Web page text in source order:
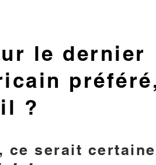
le dernier
?
serait